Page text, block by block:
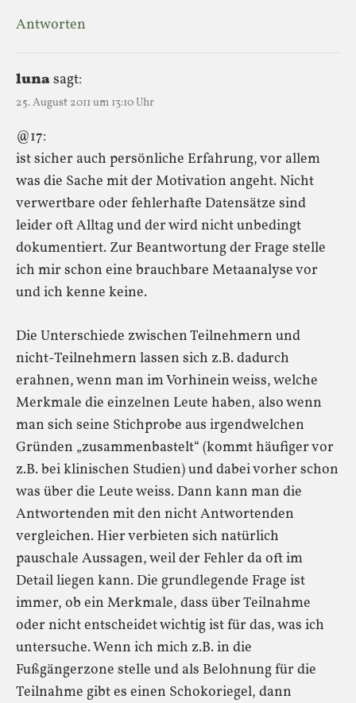
Antworten
lunasagt:
25. August 2011 um 13:10 Uhr
@17:
ist sicher auch persönliche Erfahrung, vor allem
was die Sache mit der Motivation angeht. Nicht
verwertbare oder fehlerhafte Datensätze sind
leider oft Alltag und der wird nicht unbedingt
dokumentiert. Zur Beantwortung der Frage stelle
ich mir schon eine brauchbare Metaanalyse vor
und ich kenne keine.
Die Unterschiede zwischen Teilnehmern und
nicht-Teilnehmern lassen sich z.B. dadurch
erahnen, wenn man im Vorhinein weiss, welche
Merkmale die einzelnen Leute haben, also wenn
man sich seine Stichprobe aus irgendwelchen
Gründen „zusammenbastelt“ (kommt häufiger vor
z.B. bei klinischen Studien) und dabei vorher schon
was über die Leute weiss. Dann kann man die
Antwortenden mit den nicht Antwortenden
vergleichen. Hier verbieten sich natürlich
pauschale Aussagen, weil der Fehler da oft im
Detail liegen kann. Die grundlegende Frage ist
immer, ob ein Merkmale, dass über Teilnahme
oder nicht entscheidet wichtig ist für das, was ich
untersuche. Wenn ich mich z.B. in die
Fußgängerzone stelle und als Belohnung für die
Teilnahme gibt es einen Schokoriegel, dann